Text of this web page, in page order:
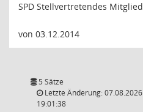
SPD Stellvertretendes Mitglied
von 03.12.2014
5 Sätze
Letzte Änderung: 07.08.2026
19:01:38